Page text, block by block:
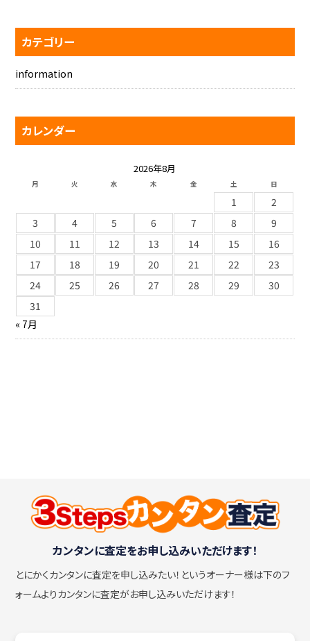
カテゴリー
information
カレンダー
2026年8月
月 火 水 木 金 土 日
1
2
3
4 5 6 7 8
9
10
11 12 13 14 15
16
17
18 19 20 21 22
23
24
25 26 27 28 29
30
31
« 7月
カンタンに査定をお申し込みいただけます！
とにかくカンタンに査定を申し込みたい！ というオーナー様は下のフ
ォームよりカンタンに査定がお申し込みいただけます！